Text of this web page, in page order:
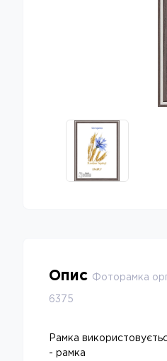
Опис Фоторамка
6375
Рамка
- рамка